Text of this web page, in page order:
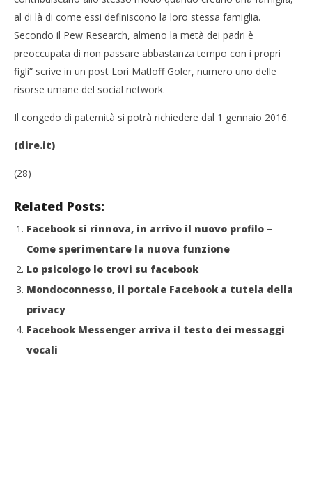
al di là di come essi definiscono la loro stessa famiglia.
Secondo il Pew Research, almeno la metà dei padri è
preoccupata di non passare abbastanza tempo con i propri
figli” scrive in un post Lori Matloff Goler, numero uno delle
risorse umane del social network.
Il congedo di paternità si potrà richiedere dal 1 gennaio 2016.
(dire.it)
(28)
Related Posts:
Facebook si rinnova, in arrivo il nuovo profilo –
Come sperimentare la nuova funzione
Lo psicologo lo trovi su facebook
Mondoconnesso, il portale Facebook a tutela della
privacy
Facebook Messenger arriva il testo dei messaggi
vocali